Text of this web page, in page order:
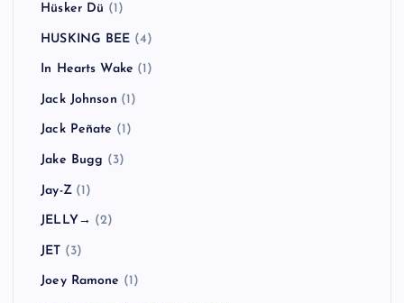
Hüsker Dü (1)
HUSKING BEE (4)
In Hearts Wake (1)
Jack Johnson (1)
Jack Peñate (1)
Jake Bugg (3)
Jay-Z(1)
JELLY→ (2)
JET (3)
Joey Ramone (1)